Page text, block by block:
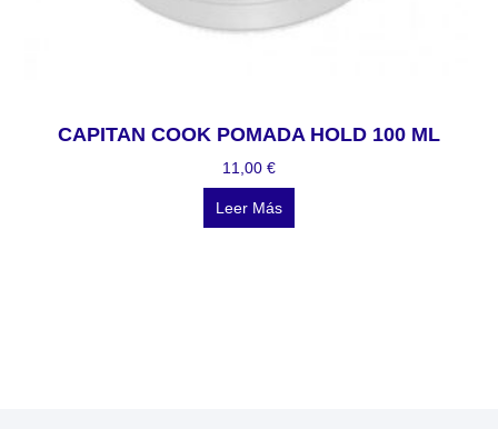
CAPITAN COOK POMADA HOLD 100 ML
11,00 €
Leer Más